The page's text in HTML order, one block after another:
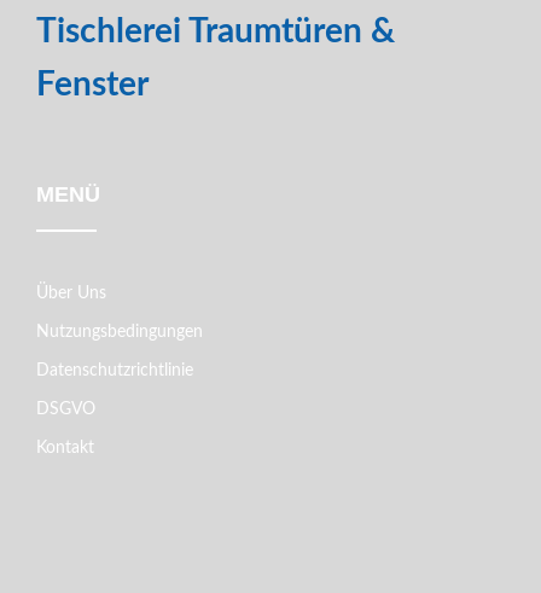
Tischlerei Traumtüren &
Fenster
MENÜ
Über Uns
Nutzungsbedingungen
Datenschutzrichtlinie
DSGVO
Kontakt